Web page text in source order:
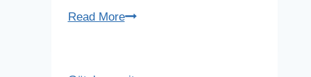
Read MoreGöteborgsvits